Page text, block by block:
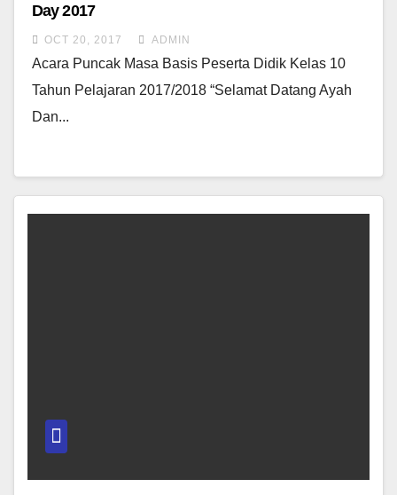
Day 2017
OCT 20, 2017 ADMIN
Acara Puncak Masa Basis Peserta Didik Kelas 10
Tahun Pelajaran 2017/2018 “Selamat Datang Ayah
Dan...